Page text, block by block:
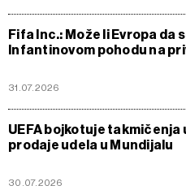
Fifa Inc.: Može li Evropa da
Infantinovom pohodu na
31.07.2026
UEFA bojkotuje
prodaje udela u Mundijalu
30.07.2026